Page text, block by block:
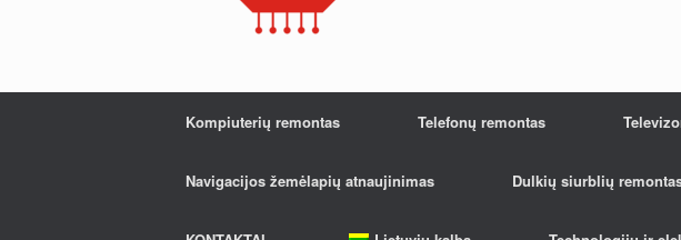
Kompiuterių remontas Telefonų remontas
Navigacijos žemėlapių atnaujinimas Dulkių siurblių